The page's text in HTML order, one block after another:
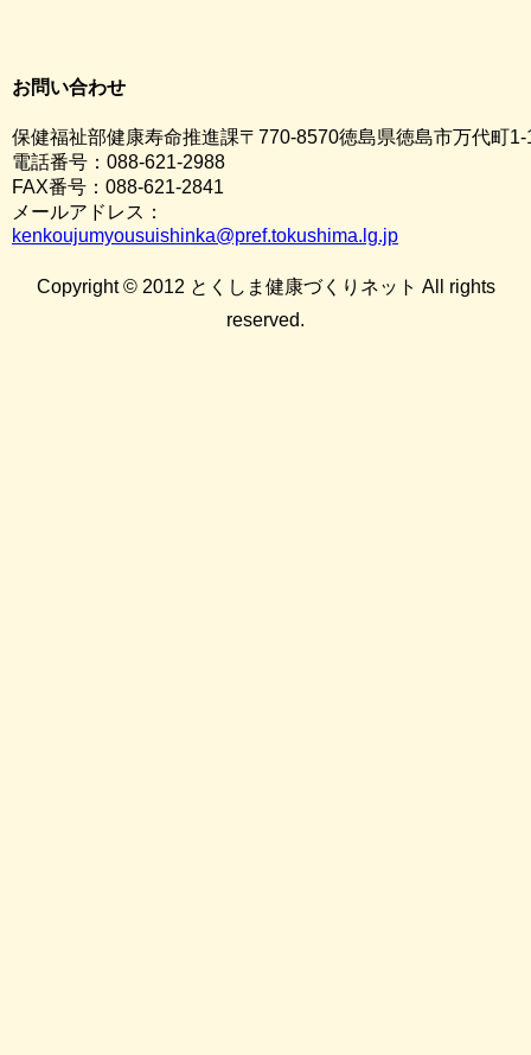
お問い合わせ
保健福祉部健康寿命推進課〒770-8570徳島県徳島市万代町1-
電話番号：088-621-2988
FAX番号：088-621-2841
メールアドレス：
kenkoujumyousuishinka@pref.tokushima.lg.jp
Copyright © 2012 とくしま健康づくりネット All rights
reserved.